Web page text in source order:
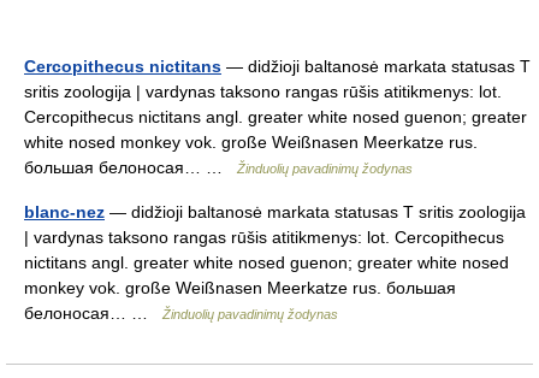
Cercopithecus nictitans — didžioji baltanosė markata statusas T
sritis zoologija | vardynas taksono rangas rūšis atitikmenys: lot.
Cercopithecus nictitans angl. greater white nosed guenon; greater
white nosed monkey vok. große Weißnasen Meerkatze rus.
большая белоносая… …
Žinduolių pavadinimų žodynas
blanc-nez — didžioji baltanosė markata statusas T sritis zoologija
| vardynas taksono rangas rūšis atitikmenys: lot. Cercopithecus
nictitans angl. greater white nosed guenon; greater white nosed
monkey vok. große Weißnasen Meerkatze rus. большая
белоносая… …
Žinduolių pavadinimų žodynas